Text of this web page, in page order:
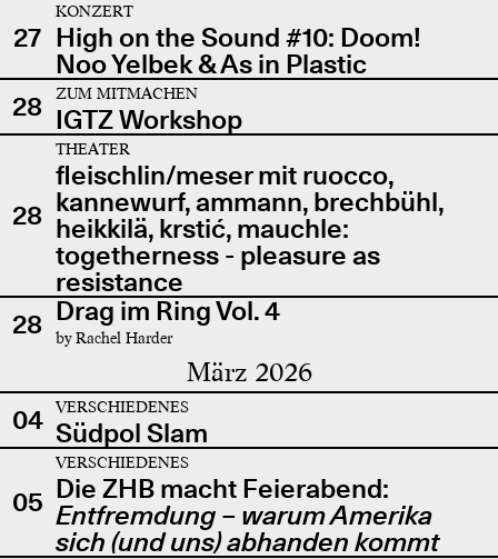
27
KONZERT
High on the Sound #10: Doom!
Noo Yelbek & As in Plastic
28
ZUM MITMACHEN
IGTZ Workshop
28
THEATER
fleischlin/meser mit ruocco,
kannewurf, ammann, brechbühl,
heikkilä, krstić, mauchle:
togetherness - pleasure as
resistance
28 Drag im Ring Vol. 4
by Rachel Harder
März 2026
04 VERSCHIEDENES
Südpol Slam
05
VERSCHIEDENES
Die ZHB macht Feierabend:
Entfremdung – warum Amerika
sich (und uns) abhanden kommt